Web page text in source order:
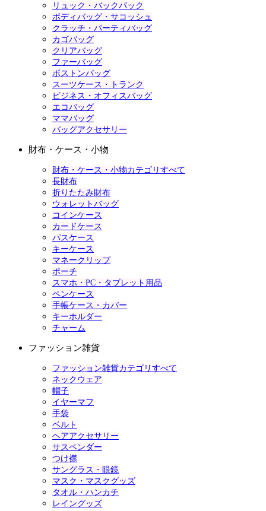
リュック・バックパック
ボディバッグ・サコッシュ
クラッチ・パーティバッグ
カゴバッグ
クリアバッグ
ファーバッグ
ボストンバッグ
スーツケース・トランク
ビジネス・オフィスバッグ
エコバッグ
ママバッグ
バッグアクセサリー
財布・ケース・小物
財布・ケース・小物カテゴリすべて
長財布
折りたたみ財布
ウォレットバッグ
コインケース
カードケース
パスケース
キーケース
マネークリップ
ポーチ
スマホ・PC・タブレット用品
ペンケース
手帳ケース・カバー
キーホルダー
チャーム
ファッション雑貨
ファッション雑貨カテゴリすべて
ネックウェア
帽子
イヤーマフ
手袋
ベルト
ヘアアクセサリー
サスペンダー
つけ襟
サングラス・眼鏡
マスク・マスクグッズ
タオル・ハンカチ
レイングッズ